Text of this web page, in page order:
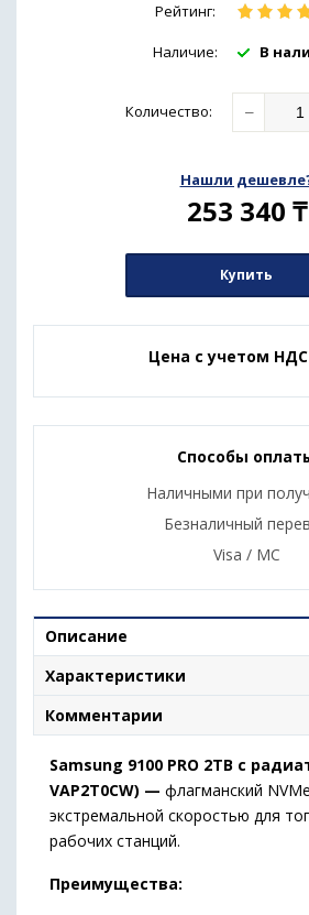
Рейтинг:
Наличие: В
Количество: −
Нашли
253 340 ₸
Купить
Цена с учетом НДС
Способы
Наличными при
Безналичный
Visa / MC
Описание
Характеристики
Комментарии
Samsung 9100 PRO 2TB с
VAP2T0CW) — флагманский
экстремальной скоростью для
рабочих станций.
Преимущества: